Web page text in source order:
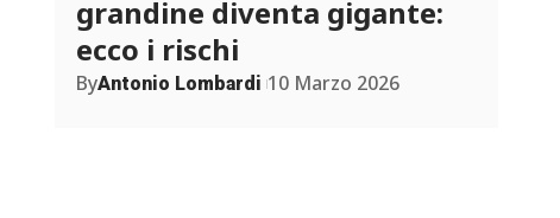
grandine diventa gigante:
ecco i rischi
ByAntonio Lombardi 10 Marzo 2026